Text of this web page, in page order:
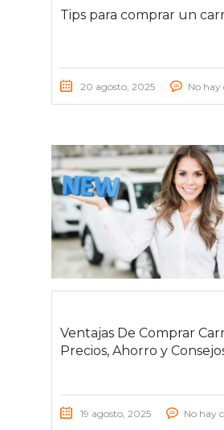
Tips para comprar un
20 agosto, 2025 No hay
Ventajas De Comprar
Precios, Ahorro y
19 agosto, 2025 No hay